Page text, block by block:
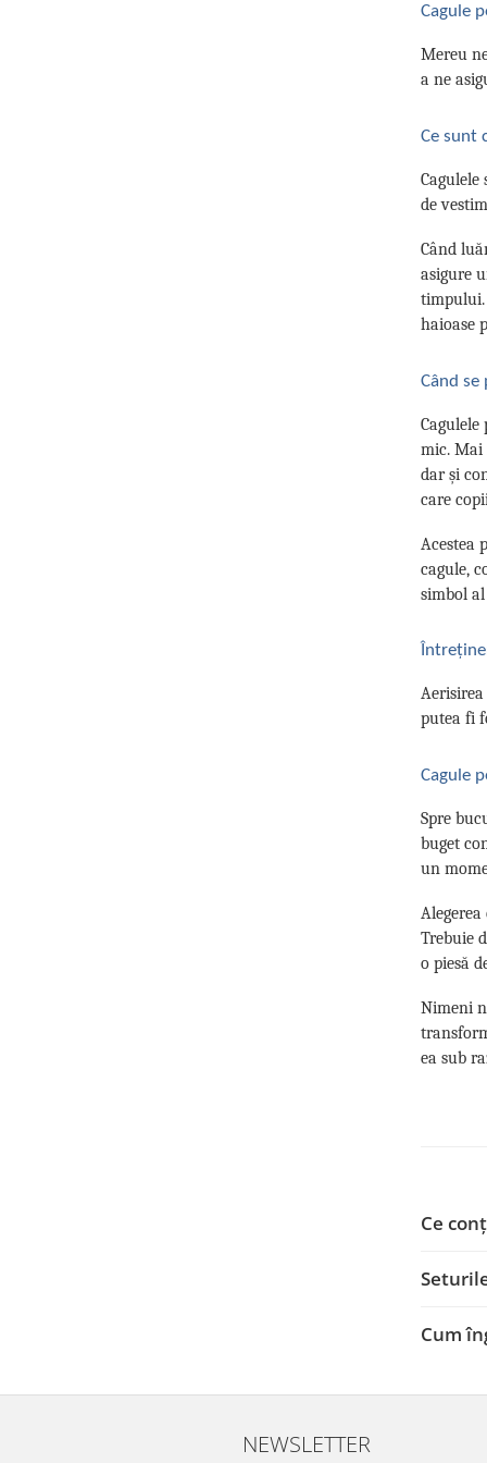
Cagule
Mereu
a ne
Ce sunt
de
Când
asigure
timpului.
haioase
Când
mic. Mai
dar și
care
Acestea
cagule,
simbol
putea fi
Cagule
Spre
buget
un
Trebuie
o piesă
Nimeni
ea sub
Ce
Cum
NEWSLETTER